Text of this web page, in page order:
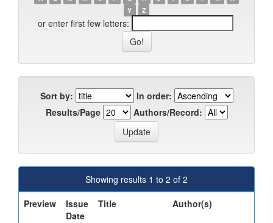
Y
Z
or enter first few letters:
Sort by:
In order:
Results/Page
Authors/Record:
Showing results 1 to 2 of 2
Preview
Issue
Date
Title Author(s)